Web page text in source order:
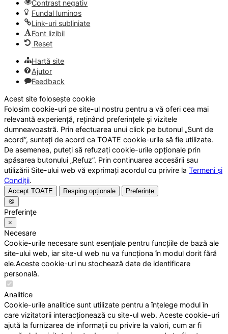
Contrast negativ
Fundal luminos
Link-uri subliniate
Font lizibil
Reset
Hartă site
Ajutor
Feedback
Acest site folosește cookie
Folosim cookie-uri pe site-ul nostru pentru a vă oferi cea mai
relevantă experiență, reținând preferințele și vizitele
dumneavoastră. Prin efectuarea unui click pe butonul „Sunt de
acord”, sunteți de acord ca TOATE cookie-urile să fie utilizate.
De asemenea, puteți să refuzați cookie-urile opționale prin
apăsarea butonului „Refuz”. Prin continuarea accesării sau
utilizării Site-ului web vă exprimați acordul cu privire la Termeni și
Condiții.
Accept TOATE Resping opționale
Preferințe
🍪
Preferințe
×
Necesare
Cookie-urile necesare sunt esențiale pentru funcțiile de bază ale
site-ului web, iar site-ul web nu va funcționa în modul dorit fără
ele.Aceste cookie-uri nu stochează date de identificare
personală.
Analitice
Cookie-urile analitice sunt utilizate pentru a înțelege modul în
care vizitatorii interacționează cu site-ul web. Aceste cookie-uri
ajută la furnizarea de informații cu privire la valori, cum ar fi